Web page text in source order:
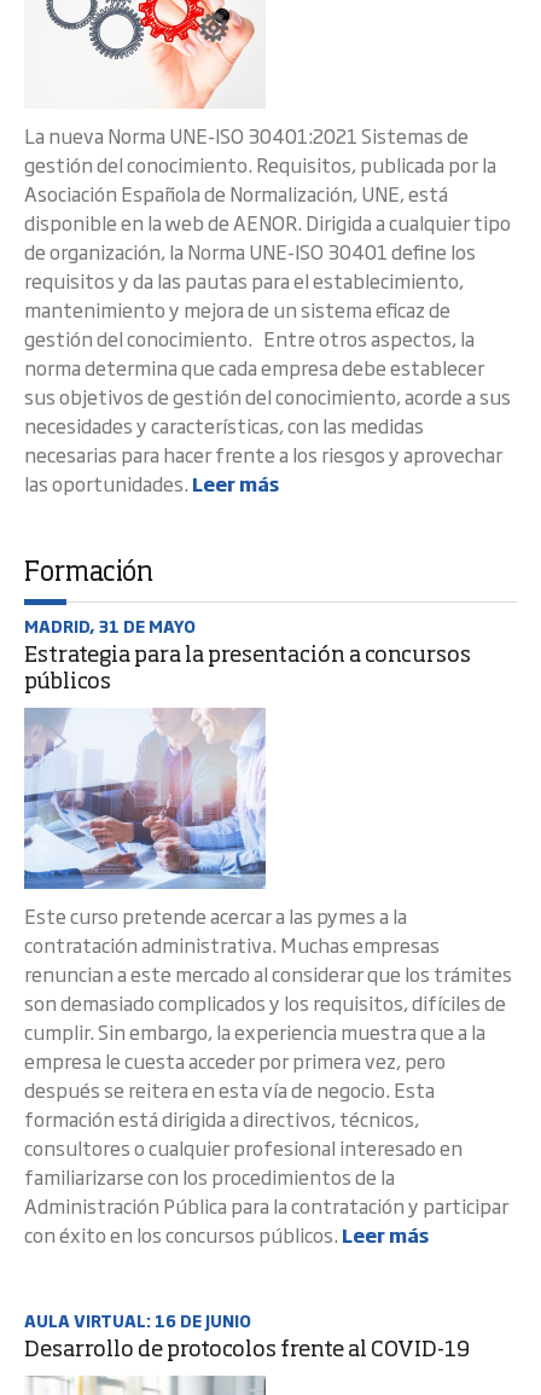
La nueva Norma UNE-ISO 30401:2021 Sistemas de
gestión del conocimiento. Requisitos, publicada por la
Asociación Española de Normalización, UNE, está
disponible en la web de AENOR. Dirigida a cualquier tipo
de organización, la Norma UNE-ISO 30401 define los
requisitos y da las pautas para el establecimiento,
mantenimiento y mejora de un sistema eficaz de
gestión del conocimiento. Entre otros aspectos, la
norma determina que cada empresa debe establecer
sus objetivos de gestión del conocimiento, acorde a sus
necesidades y características, con las medidas
necesarias para hacer frente a los riesgos y aprovechar
las oportunidades. Leer más
Formación
MADRID, 31 DE MAYO
Estrategia para la presentación a concursos
públicos
Este curso pretende acercar a las pymes a la
contratación administrativa. Muchas empresas
renuncian a este mercado al considerar que los trámites
son demasiado complicados y los requisitos, difíciles de
cumplir. Sin embargo, la experiencia muestra que a la
empresa le cuesta acceder por primera vez, pero
después se reitera en esta vía de negocio. Esta
formación está dirigida a directivos, técnicos,
consultores o cualquier profesional interesado en
familiarizarse con los procedimientos de la
Administración Pública para la contratación y participar
con éxito en los concursos públicos. Leer más
AULA VIRTUAL: 16 DE JUNIO
Desarrollo de protocolos frente al COVID-19